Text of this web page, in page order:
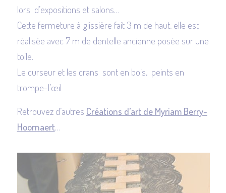
lors d’expositions et salons…
Cette fermeture à glissière fait 3 m de haut, elle est
réalisée avec 7 m de dentelle ancienne posée sur une
toile.
Le curseur et les crans sont en bois, peints en
trompe-l’œil
Retrouvez d’autres Créations d’art de Myriam Berry-
Hoornaert…